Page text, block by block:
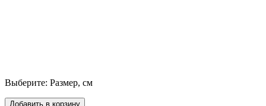
Выберите: Размер, см
Добавить в корзину